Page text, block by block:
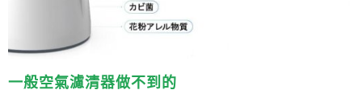
一般空氣濾清器做不到的